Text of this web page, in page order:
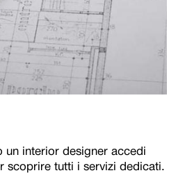
un interior designer accedi
scoprire tutti i servizi dedicati.